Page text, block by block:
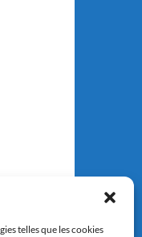
telles que les cookies